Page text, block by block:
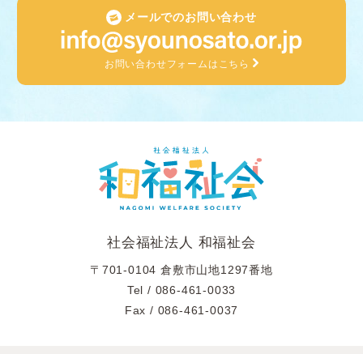
メールでのお問い合わせ
お問い合わせフォームはこちら
社会福祉法人 和福祉会
〒701-0104 倉敷市山地1297番地
Tel / 086-461-0033
Fax / 086-461-0037